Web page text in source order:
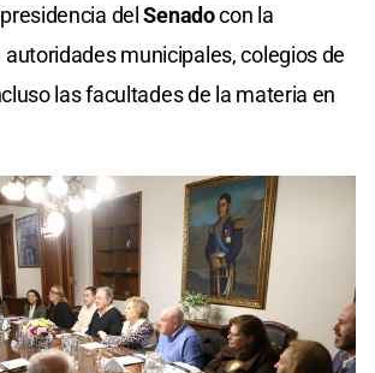
delSenadocon la
municipales, colegios de
las facultades de la materia en